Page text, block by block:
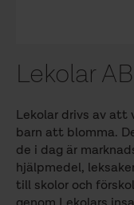
Lekolar AB
Lekolar drivs av att
barn att blomma.
de i dag är
hjälpmedel,
till skolor och